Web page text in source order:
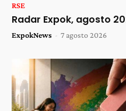
RSE
Radar Expok, agosto
ExpokNews - 7 agosto 2026